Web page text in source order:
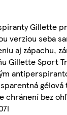
Gillette
verziou seba
aj zápachu,
Gillette Sport
gélová
chránení bez